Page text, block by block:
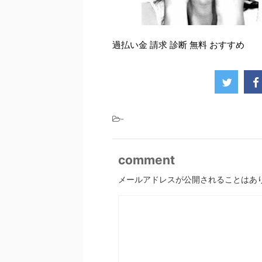
過払い金 請求 診断 無料 おすすめ
-
comment
メールアドレスが公開されることはあ